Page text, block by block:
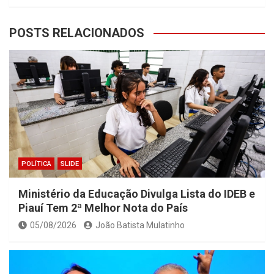
POSTS RELACIONADOS
POLÍTICA SLIDE
Ministério da Educação Divulga Lista do IDEB e
Piauí Tem 2ª Melhor Nota do País
05/08/2026 João Batista Mulatinho